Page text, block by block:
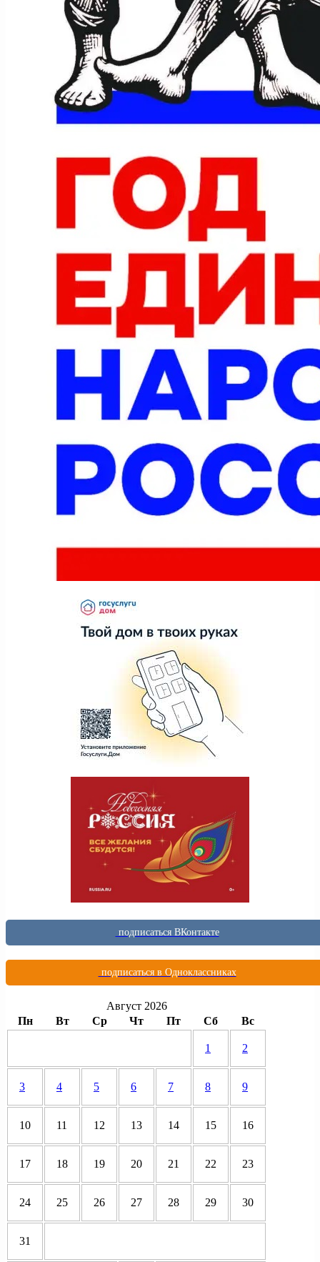
подписаться ВКонтакте
подписаться в Одноклассниках
Август 2026
Пн
Вт Ср Чт Пт Сб Вс
1 2
3 4 5 6 7 8 9
10 11 12 13 14 15 16
17 18 19 20 21 22 23
24 25 26 27 28 29 30
31